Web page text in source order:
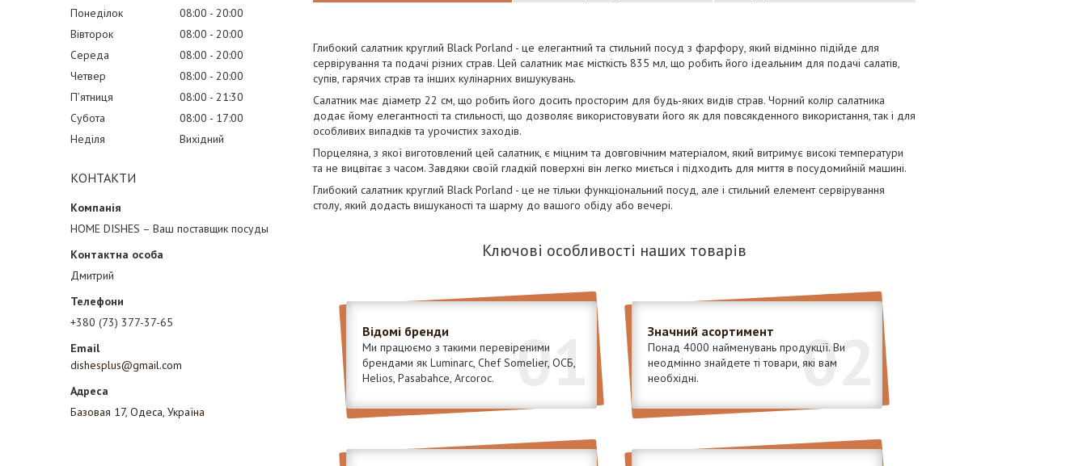
Понеділок 08:00
20:00
Вівторок
08:00
20:00
Середа
08:00
20:00
Четвер
08:00
20:00
Пʼятниця
08:00
21:30
Субота
08:00
17:00
Неділя
Вихідний
КОНТАКТИ
HOME DISHES – Ваш поставщик посуды
Дмитрий
+380 (73) 377-37-65
dishesplus@gmail.com
Базовая 17, Одеса, Україна
Глибокий салатник круглий Black Porland - це елегантний та стильний посуд з фарфору, який відмінно підійде для
сервірування та подачі різних страв. Цей салатник має місткість 835 мл, що робить його ідеальним для подачі салатів,
супів, гарячих страв та інших кулінарних вишукувань.
Салатник має діаметр 22 см, що робить його досить просторим для будь-яких видів страв. Чорний колір салатника
додає йому елегантності та стильності, що дозволяє використовувати його як для повсякденного використання, так і для
особливих випадків та урочистих заходів.
Порцеляна, з якої виготовлений цей салатник, є міцним та довговічним матеріалом, який витримує високі температури
та не вицвітає з часом. Завдяки своїй гладкій поверхні він легко миється і підходить для миття в посудомийній машині.
Глибокий салатник круглий Black Porland - це не тільки функціональний посуд, але і стильний елемент сервірування
столу, який додасть вишуканості та шарму до вашого обіду або вечері.
Ключові особливості наших товарів
01
Відомі бренди
Ми працюємо з такими перевіреними
брендами як Luminarc, Chef Somelier, ОСБ,
Helios, Pasabahce, Arcoroc.
02
Значний асортимент
Понад 4000 найменувань продукції. Ви
неодмінно знайдете ті товари, які вам
необхідні.